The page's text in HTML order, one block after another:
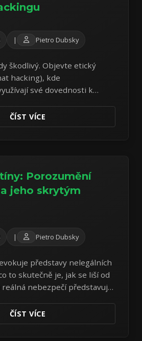
| Pietro Dubsky
škodlivý. Objevte etický
hacking), kde
své dovednosti k
než je mohou zločinci
ČÍST VÍCE
Porozumění
jeho skrytým
| Pietro Dubsky
představy nelegálních
to skutečně je, jak se liší od
reálná nebezpečí představuje
ČÍST VÍCE